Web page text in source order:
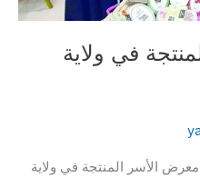
في ولاية
معرض الأسر المنتجة في ولاية